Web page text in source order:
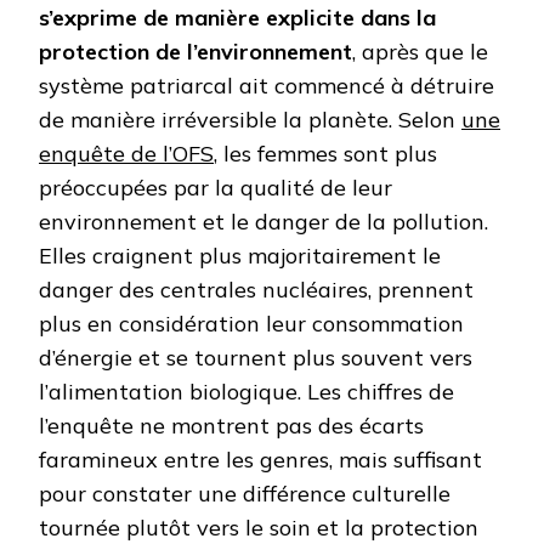
s’exprime de manière explicite dans la
protection de l’environnement, après que le
système patriarcal ait commencé à détruire
de manière irréversible la planète. Selon une
enquête de l’OFS, les femmes sont plus
préoccupées par la qualité de leur
environnement et le danger de la pollution.
Elles craignent plus majoritairement le
danger des centrales nucléaires, prennent
plus en considération leur consommation
d’énergie et se tournent plus souvent vers
l’alimentation biologique. Les chiffres de
l’enquête ne montrent pas des écarts
faramineux entre les genres, mais suffisant
pour constater une différence culturelle
tournée plutôt vers le soin et la protection